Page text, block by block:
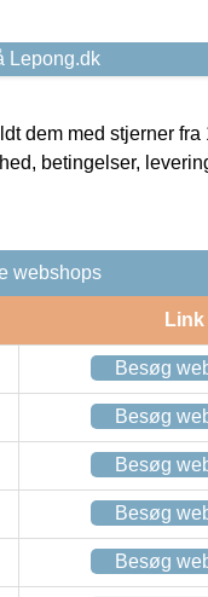
Lepong.dk
dem med stjerner fra
betingelser,
webshops
Link
Besøg
Besøg
Besøg
Besøg
Besøg